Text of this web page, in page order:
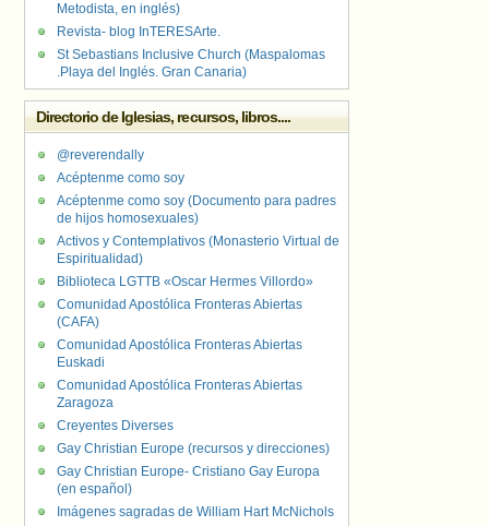
Metodista, en inglés)
Revista- blog InTERESArte.
St Sebastians Inclusive Church (Maspalomas
.Playa del Inglés. Gran Canaria)
Directorio de Iglesias, recursos, libros....
@reverendally
Acéptenme como soy
Acéptenme como soy (Documento para padres
de hijos homosexuales)
Activos y Contemplativos (Monasterio Virtual de
Espiritualidad)
Biblioteca LGTTB «Oscar Hermes Villordo»
Comunidad Apostólica Fronteras Abiertas
(CAFA)
Comunidad Apostólica Fronteras Abiertas
Euskadi
Comunidad Apostólica Fronteras Abiertas
Zaragoza
Creyentes Diverses
Gay Christian Europe (recursos y direcciones)
Gay Christian Europe- Cristiano Gay Europa
(en español)
Imágenes sagradas de William Hart McNichols